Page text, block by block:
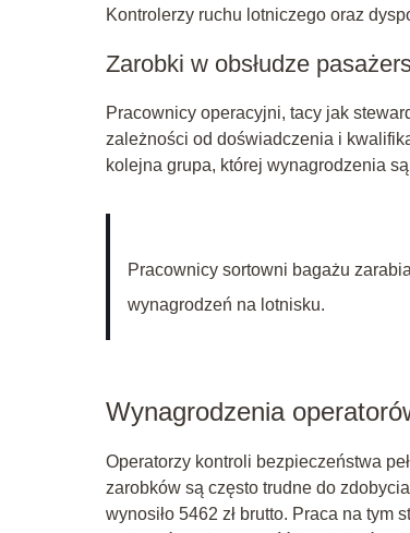
Kontrolerzy ruchu lotniczego oraz
Zarobki w obsłudze
Pracownicy operacyjni, tacy jak
zależności od doświadczenia i
kolejna grupa, której wynagrodzenia
Pracownicy sortowni bagażu
wynagrodzeń na lotnisku.
Wynagrodzenia
Operatorzy kontroli bezpieczeństwa
zarobków są często trudne do
wynosiło 5462 zł brutto. Praca na